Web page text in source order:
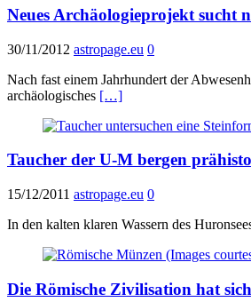
Neues Archäologieprojekt sucht
30/11/2012 astropage.eu 0
Nach fast einem Jahrhundert der
archäologisches […]
Taucher der U-M bergen
15/12/2011 astropage.eu 0
In den kalten klaren Wassern des
Die Römische Zivilisation hat